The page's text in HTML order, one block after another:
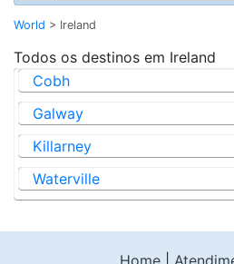
World > Ireland
Todos os destinos em Ireland
Cobh
Galway
Killarney
Waterville
Home|